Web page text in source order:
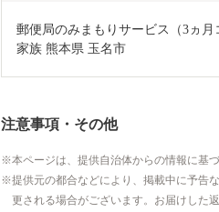
郵便局のみまもりサービス（3ヵ
家族 熊本県 玉名市
注意事項・その他
本ページは、提供自治体からの情報に基
提供元の都合などにより、掲載中に予告
更される場合がございます。お届けした